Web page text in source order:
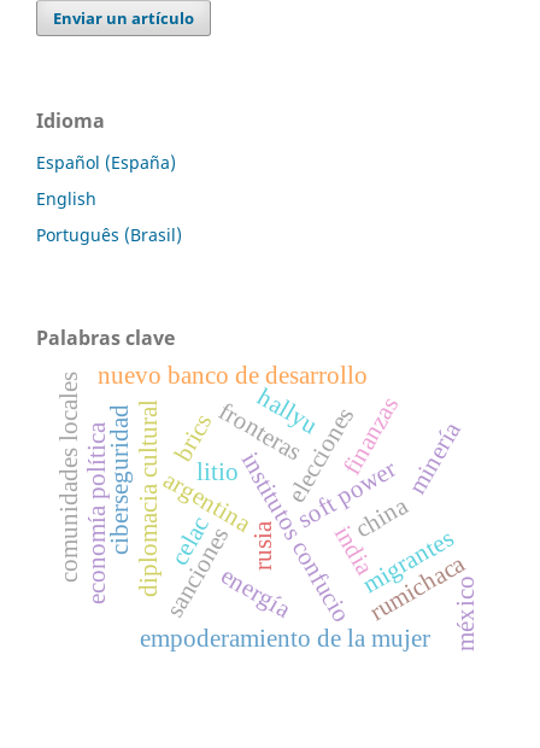
Enviar un artículo
Idioma
Español (España)
English
Português (Brasil)
Palabras clave
soft power
china
argentinainstitutos confucio
diplomacia cultural brics
nuevo banco de desarrollo
ciberseguridad rusia india
finanzas
sanciones
empoderamiento de la mujer
elecciones
migrantes
fronteras
rumichaca
hallyu
energía
minería
litio
méxico
celac
comunidades localeseconomía política